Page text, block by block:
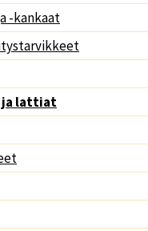
-kankaat
lattiat